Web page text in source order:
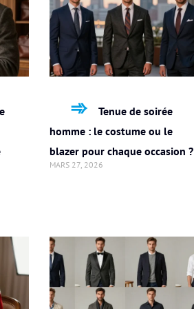
Tenue de soirée
homme : le costume ou le
blazer pour chaque occasion ?
MARS 27, 2026